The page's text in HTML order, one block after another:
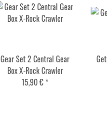
Gear Set 2 Central Gear
Box X-Rock Crawler
15,90 € *